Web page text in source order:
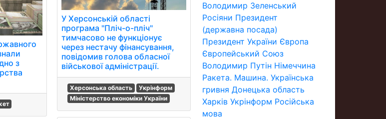
з
У Херсонській області
програма "Пліч-о-пліч"
тимчасово не функціонує
через нестачу фінансування,
повідомив голова обласної
військової адміністрації.
Херсонська область
Укрінформ
Міністерство економіки України
Володимир Зеленський
Росіяни Президент
(державна посада)
Президент України Європа
Європейський Союз
Володимир Путін Німеччина
Ракета. Машина. Українська
гривня Донецька область
Харків Укрінформ Російська
мова